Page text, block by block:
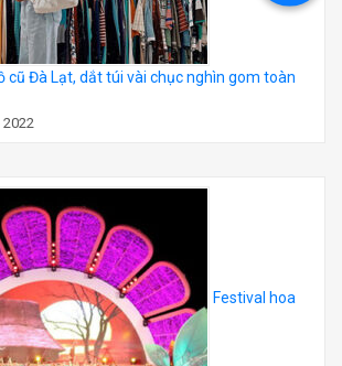
cũ Đà Lạt, dắt túi vài chục nghìn gom toàn
Festival hoa